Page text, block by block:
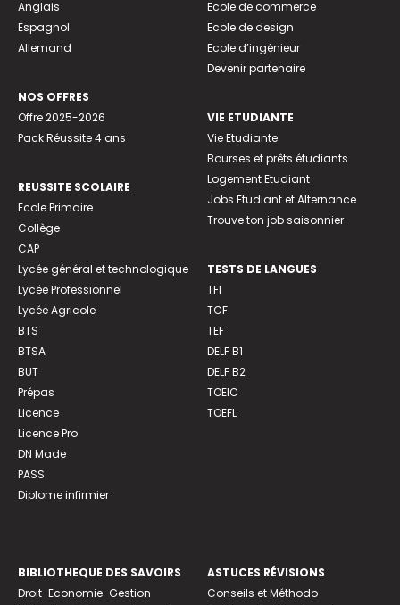
Anglais
Espagnol
Allemand
NOS OFFRES
Offre 2025-2026
Pack Réussite 4 ans
REUSSITE SCOLAIRE
Ecole Primaire
Collège
CAP
Lycée général et technologique
Lycée Professionnel
Lycée Agricole
BTS
BTSA
BUT
Prépas
Licence
Licence Pro
DN Made
PASS
Diplome infirmier
Ecole de commerce
Ecole de design
Ecole d’ingénieur
Devenir partenaire
VIE ETUDIANTE
Vie Etudiante
Bourses et prêts étudiants
Logement Etudiant
Jobs Etudiant et Alternance
Trouve ton job saisonnier
TESTS DE LANGUES
TFI
TCF
TEF
DELF B1
DELF B2
TOEIC
TOEFL
BIBLIOTHEQUE DES SAVOIRS
Droit-Economie-Gestion
ASTUCES RÉVISIONS
Conseils et Méthodo